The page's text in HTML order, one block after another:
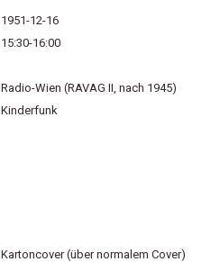
1951-12-16
15:30-16:00
Radio-Wien (RAVAG II, nach 1945)
Kinderfunk
Kartoncover (über normalem Cover)